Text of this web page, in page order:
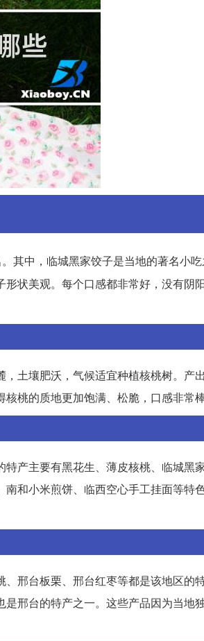
其中，临城黑家饺子是当地的著名小
状美观。每个口感都非常好，没有阴
土壤肥沃，气候适宜种植核桃树。产
桃的质地更加饱满、松脆，口感非常棒
产主要有黑花生、薄皮核桃、临城黑
和小米煎饼、临西空心手工挂面等特
邢台板栗、邢台红枣等都是该地区的
邢台的特产之一。这些产品因为当地